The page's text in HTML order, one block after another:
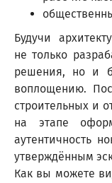
Будучи
не только
решения, но и
воплощению.
строительных и
на этапе
аутентичность
утверждённым
Как вы можете